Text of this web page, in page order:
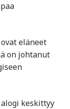
eläneet
on johtanut
keskittyy